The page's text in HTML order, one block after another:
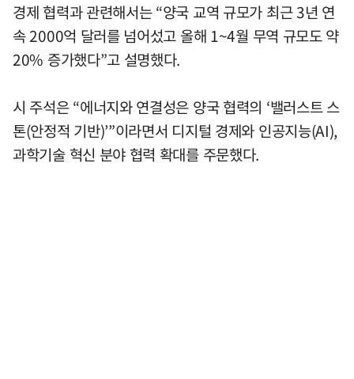
경제 협력과 관련해서는 “양국 교역 규모가 최근 3년 연
속 2000억 달러를 넘어섰고 올해 1~4월 무역 규모도 약
20% 증가했다”고 설명했다.
시 주석은 “에너지와 연결성은 양국 협력의 ‘밸러스트 스
톤(안정적 기반)’”이라면서 디지털 경제와 인공지능(AI),
과학기술 혁신 분야 협력 확대를 주문했다.